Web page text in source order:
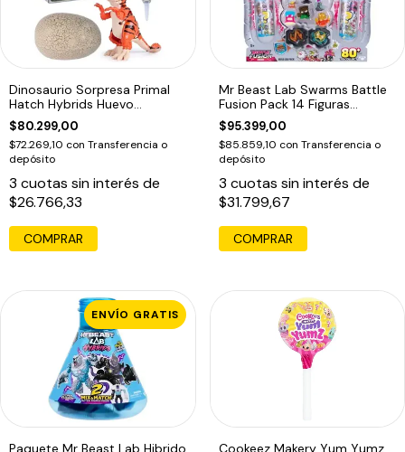
Dinosaurio Sorpresa Primal
Hatch Hybrids Huevo
Eclosiona
$80.299,00
$72.269,10 con Transferencia o
depósito
3 cuotas sin interés de
$26.766,33
Mr Beast Lab Swarms Battle
Fusion Pack 14 Figuras
Sorpresa
$95.399,00
$85.859,10 con Transferencia o
depósito
3 cuotas sin interés de
$31.799,67
ENVÍO GRATIS
Paquete Mr Beast Lab Hibrido
Cookeez Makery Yum Yumz